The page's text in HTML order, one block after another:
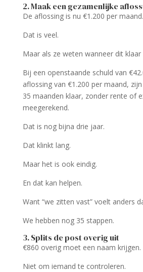
2. Maak een gezamenlijke
De aflossing is nu €1.200 per maand.
Dat is veel.
Maar als ze weten wanneer dit
Bij een openstaande schuld van
aflossing van €1.200 per maand,
35 maanden klaar, zonder rente of
meegerekend.
Dat is nog bijna drie jaar.
Dat klinkt lang.
Maar het is ook eindig.
En dat kan helpen.
Want “we zitten vast” voelt anders
We hebben nog 35 stappen.
3. Splits de post overig uit
€860 overig moet een naam krijgen.
Niet om iemand te controleren.